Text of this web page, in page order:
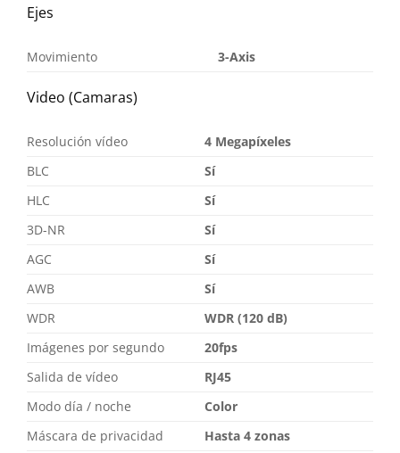
Ejes
Movimiento 3-Axis
Video (Camaras)
Resolución vídeo
4 Megapíxeles
BLC
Sí
HLC
Sí
3D-NR
Sí
AGC
Sí
AWB
Sí
WDR
WDR (120 dB)
Imágenes por segundo
20fps
Salida de vídeo
RJ45
Modo día / noche
Color
Máscara de privacidad
Hasta 4 zonas